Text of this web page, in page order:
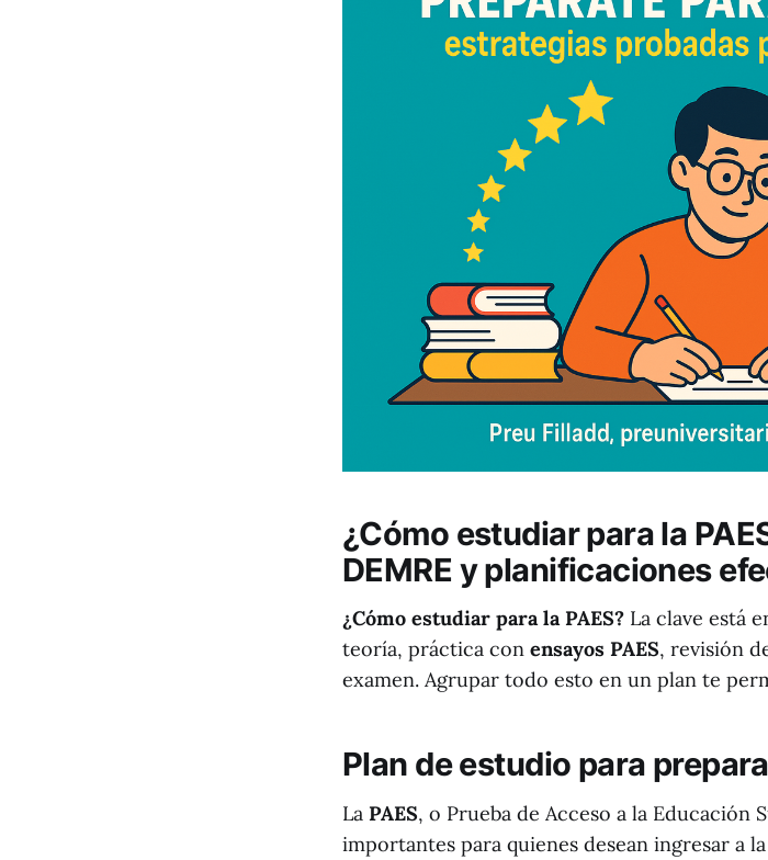
¿Cómo estudiar para la
DEMRE y planificaciones
¿Cómo estudiar para la PAES? La clave está
teoría, práctica con ensayos PAES, revisión
examen. Agrupar todo esto en un plan te
Plan de estudio para
La PAES, o Prueba de Acceso a la Educación
importantes para quienes desean ingresar a